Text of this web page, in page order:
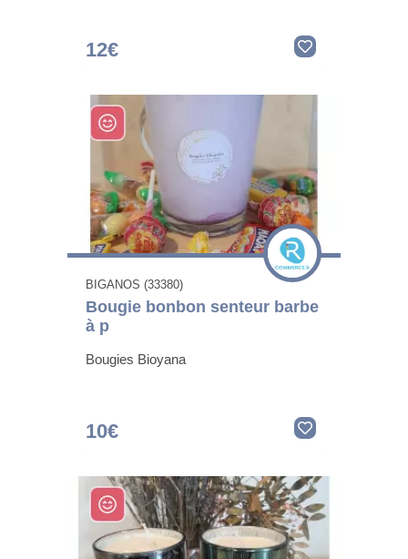
12€
BIGANOS (33380)
Bougie bonbon senteur barbe
à p
Bougies Bioyana
10€